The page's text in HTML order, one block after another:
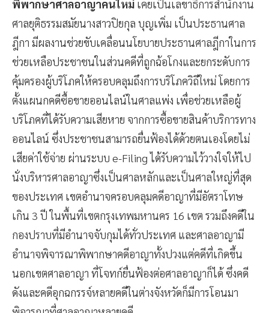
พิพากษาศาลอาญาคนใหม่ เคยเป็นเลขาธิการสำนักงาน
ศาลยุติธรรมสมัยนางสาวปิยกุล บุญเพิ่ม เป็นประธานศาล
ฎีกา มีผลงานช่วยขับเคลื่อนนโยบายประธานศาลฎีกาในการ
ช่วยเหลือประชาชนในส่วนคดีที่ถูกฉ้อโกงและยกระดับการ
คุ้มครองผู้บริโภคให้ครอบคลุมถึงการบริโภควิถีใหม่ โดยการ
ตั้งแผนกคดีซื้อขายออนไลน์ในศาลแพ่ง เพื่อช่วยเหลือผู้
บริโภคที่ได้รับความเสียหาย จากการซื้อขายสินค้าบริการทาง
ออนไลน์ ซึ่งประชาชนสามารถยื่นฟ้องได้ด้วยตนเองโดยไม่
เสียค่าใช้จ่าย ผ่านระบบ e-Filing ได้รับความไว้วางใจให้ไป
นั่งบริหารศาลอาญาซึ่งเป็นศาลหลักและเป็นศาลใหญ่ที่สุด
ของประเทศ เขตอำนาจครอบคลุมคดีอาญาที่มีอัตราโทษ
เกิน 3 ปี ในพื้นที่เขตกรุงเทพมหานคร 16 เขต รวมถึงคดีใน
กองปราบที่มีอำนาจจับกุมได้ทั่วประเทศ และศาลอาญามี
อำนาจพิจารณาพิพากษาคดีอาญาทั้งปวงแต่คดีที่เกิดขึ้น
นอกเขตศาลอาญา ที่โจทก์ยื่นฟ้องต่อศาลอาญาก็ได้ ซึ่งคดี
ดังและคดีอุกฉกรรจ์หลายคดีในต่างจังหวัดก็มีการโอนมา